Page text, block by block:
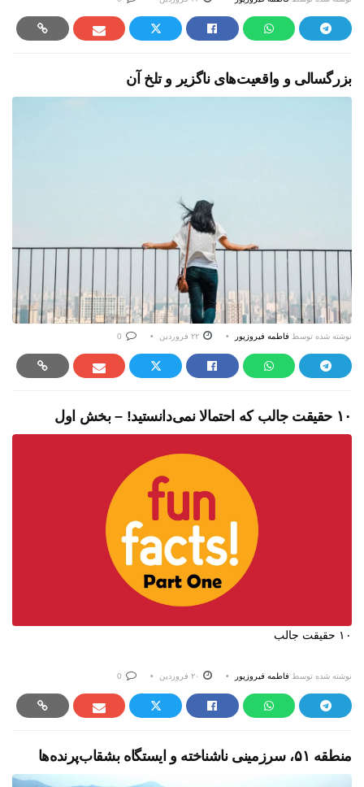
بزرگسالی و واقعیت‌های ناگزیر و تلخ آن
نوشته شده توسط فاطمه فیروزپور
۱۰ حقیقت جالب که احتمالا نمی‌دانستید! – بخش اول
۱۰ حقیقت جالب
نوشته شده توسط فاطمه فیروزپور
منطقه ۵۱، سرزمینی ناشناخته و ایستگاه بشقاب‌پرنده‌ها